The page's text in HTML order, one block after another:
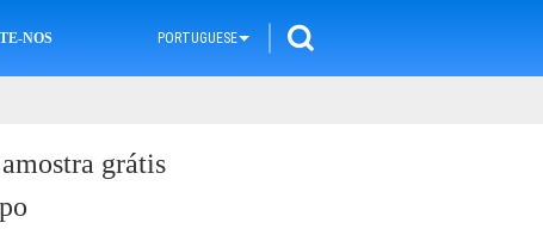
NOS PORTUGUESE
grátis